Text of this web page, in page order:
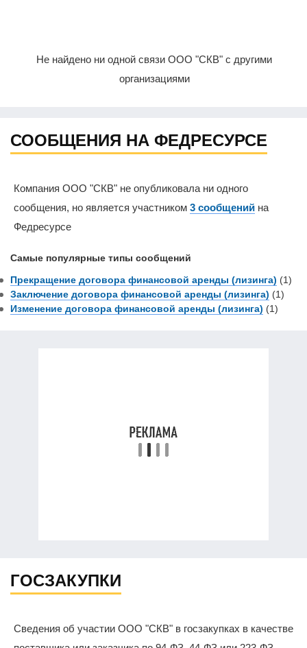
Не найдено ни одной связи ООО "СКВ" с другими
организациями
СООБЩЕНИЯ НА ФЕДРЕСУРСЕ
Компания ООО "СКВ" не опубликовала ни одного
сообщения, но является участником 3 сообщений на
Федресурсе
Самые популярные типы сообщений
Прекращение договора финансовой аренды (лизинга) (1)
Заключение договора финансовой аренды (лизинга) (1)
Изменение договора финансовой аренды (лизинга) (1)
ГОСЗАКУПКИ
Сведения об участии ООО "СКВ" в госзакупках в качестве